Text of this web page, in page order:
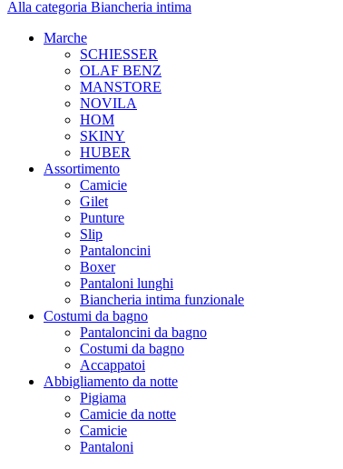
Alla categoria Biancheria intima
Marche
SCHIESSER
OLAF BENZ
MANSTORE
NOVILA
HOM
SKINY
HUBER
Assortimento
Camicie
Gilet
Punture
Slip
Pantaloncini
Boxer
Pantaloni lunghi
Biancheria intima funzionale
Costumi da bagno
Pantaloncini da bagno
Costumi da bagno
Accappatoi
Abbigliamento da notte
Pigiama
Camicie da notte
Camicie
Pantaloni